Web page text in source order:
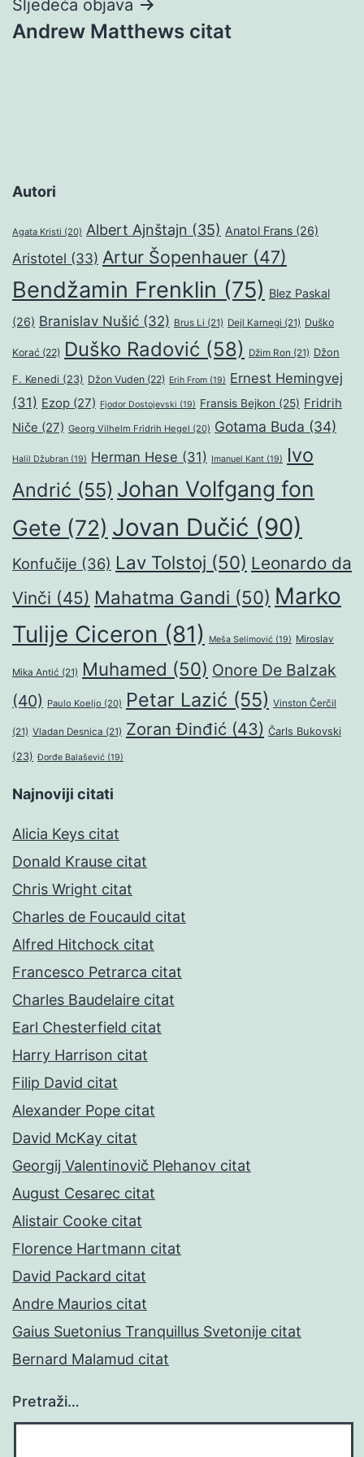
Sljedeća objava
Andrew Matthews citat
Autori
Agata Kristi (20) Albert Ajnštajn (35) Anatol Frans (26)
Aristotel (33) Artur Šopenhauer (47)
Bendžamin Frenklin (75) Blez Paskal
(26) Branislav Nušić (32) Brus Li (21) Dejl Karnegi (21) Duško
Korać (22) Duško Radović (58) Džim Ron (21) Džon
F. Kenedi (23) Džon Vuden (22) Erih From (19) Ernest Hemingvej
(31) Ezop (27) Fjodor Dostojevski (19) Fransis Bejkon (25) Fridrih
Niče (27) Georg Vilhelm Fridrih Hegel (20) Gotama Buda (34)
Halil Džubran (19) Herman Hese (31) Imanuel Kant (19)
Ivo
Andrić (55) Johan Volfgang fon
Gete (72) Jovan Dučić (90)
Konfučije (36) Lav Tolstoj (50) Leonardo da
Vinči (45) Mahatma Gandi (50) Marko
Tulije Ciceron (81) Meša Selimović (19) Miroslav
Mika Antić (21) Muhamed (50) Onore De Balzak
(40) Paulo Koeljo (20) Petar Lazić (55) Vinston Čerčil
(21) Vladan Desnica (21) Zoran Đinđić (43) Čarls Bukovski
(23) Đorđe Balašević (19)
Najnoviji citati
Alicia Keys citat
Donald Krause citat
Chris Wright citat
Charles de Foucauld citat
Alfred Hitchock citat
Francesco Petrarca citat
Charles Baudelaire citat
Earl Chesterfield citat
Harry Harrison citat
Filip David citat
Alexander Pope citat
David McKay citat
Georgij Valentinovič Plehanov citat
August Cesarec citat
Alistair Cooke citat
Florence Hartmann citat
David Packard citat
Andre Maurios citat
Gaius Suetonius Tranquillus Svetonije citat
Bernard Malamud citat
Pretraži…